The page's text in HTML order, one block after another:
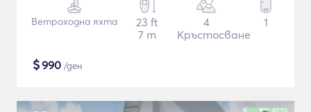
Ветроходна яхта
23 ft
7 m
4
Кръстосване
1
$990 /ден